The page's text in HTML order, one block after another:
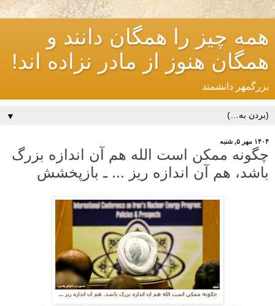
همه چیز را همگان دانند و
همگان هنوز از مادر نزاده اند!
بزرگمهر دانشمند
▼
۱۴۰۴ مهر ۵, شنبه
چگونه ممکن است الله هم آن اندازه بزرگ
باشد، هم آن اندازه ریز ... ـ بازپخشش